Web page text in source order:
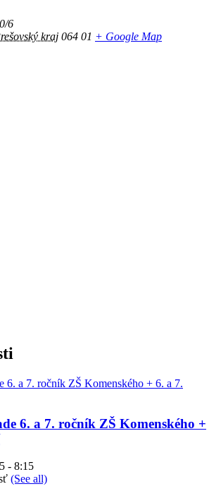
6
kraj 064 01 + Google Map
6. a 7. ročník ZŠ Komenského +
- 8:15
(See all)